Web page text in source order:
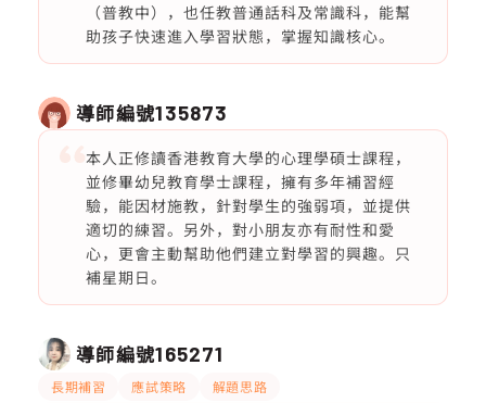
（普教中），也任教普通話科及常識科，能幫
助孩子快速進入學習狀態，掌握知識核心。
導師編號135873
本人正修讀香港教育大學的心理學碩士課程，
並修畢幼兒教育學士課程，擁有多年補習經
驗，能因材施教，針對學生的強弱項，並提供
適切的練習。另外，對小朋友亦有耐性和愛
心，更會主動幫助他們建立對學習的興趣。只
補星期日。
導師編號165271
長期補習 應試策略 解題思路